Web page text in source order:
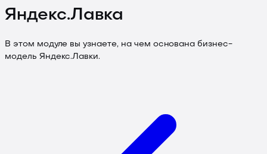
Яндекс.Лавка
В этом модуле вы узнаете, на чем основана бизнес-
модель Яндекс.Лавки.